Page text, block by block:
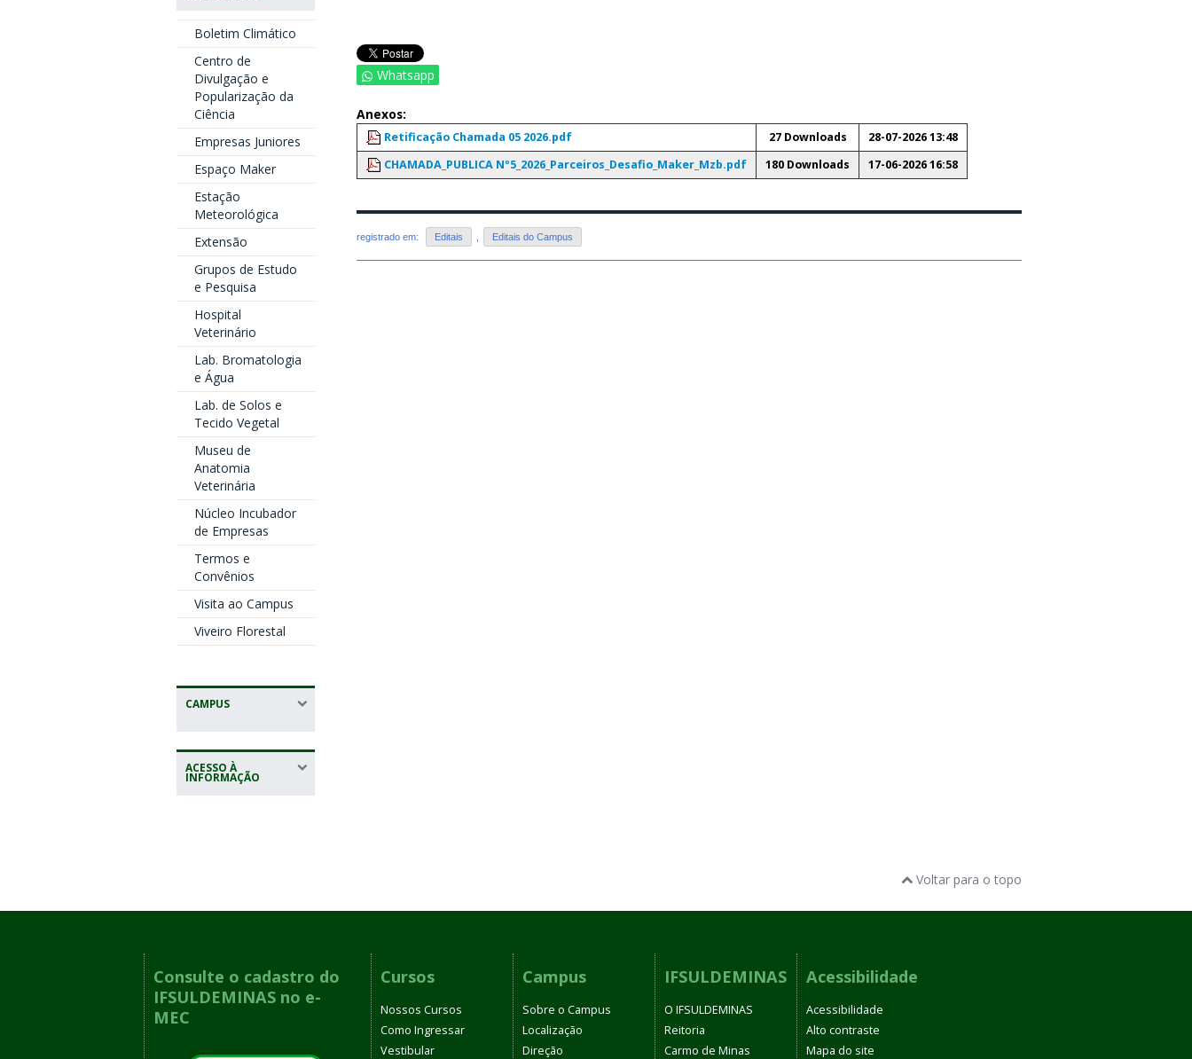
Boletim Climático
Centro de
Divulgação e
Popularização da
Ciência
Empresas Juniores
Espaço Maker
Estação
Meteorológica
Extensão
Grupos de Estudo
e Pesquisa
Hospital
Veterinário
Lab. Bromatologia
e Água
Lab. de Solos e
Tecido Vegetal
Museu de
Anatomia
Veterinária
Núcleo Incubador
de Empresas
Termos e
Convênios
Visita ao Campus
Viveiro Florestal
CAMPUS
ACESSO À
INFORMAÇÃO
Whatsapp
Anexos:
Retificação Chamada 05 2026.pdf 27 Downloads
28-07-2026 13:48
CHAMADA_PUBLICA Nº5_2026_Parceiros_Desafio_Maker_Mzb.pdf
180 Downloads 17-06-2026 16:58
registrado em: Editais Editais do Campus
Voltar para o topo
Consulte o cadastro do
IFSULDEMINAS no e-
MEC
Cursos
Nossos Cursos
Como Ingressar
Vestibular
Campus
Sobre o Campus
Localização
Direção
IFSULDEMINAS
O IFSULDEMINAS
Reitoria
Carmo de Minas
Acessibilidade
Acessibilidade
Alto contraste
Mapa do site